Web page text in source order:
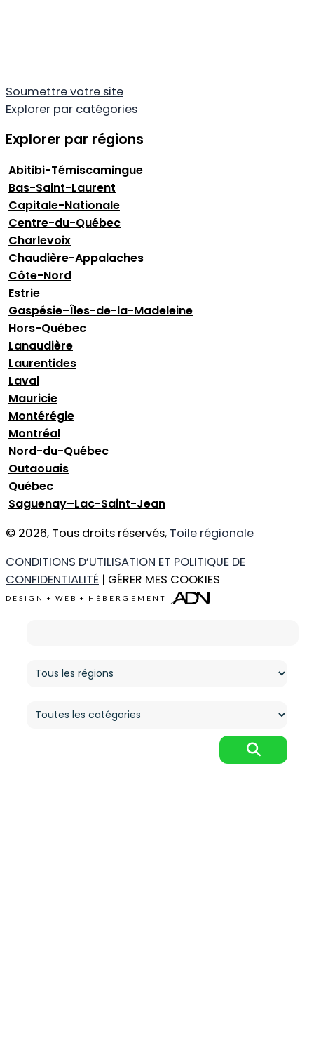
Soumettre votre site
Explorer par catégories
Explorer par régions
Abitibi-Témiscamingue
Bas-Saint-Laurent
Capitale-Nationale
Centre-du-Québec
Charlevoix
Chaudière-Appalaches
Côte-Nord
Estrie
Gaspésie–Îles-de-la-Madeleine
Hors-Québec
Lanaudière
Laurentides
Laval
Mauricie
Montérégie
Montréal
Nord-du-Québec
Outaouais
Québec
Saguenay–Lac-Saint-Jean
© 2026, Tous droits réservés, Toile régionale
CONDITIONS D’UTILISATION ET POLITIQUE DE
CONFIDENTIALITÉ | GÉRER MES COOKIES
DESIGN + WEB + HÉBERGEMENT